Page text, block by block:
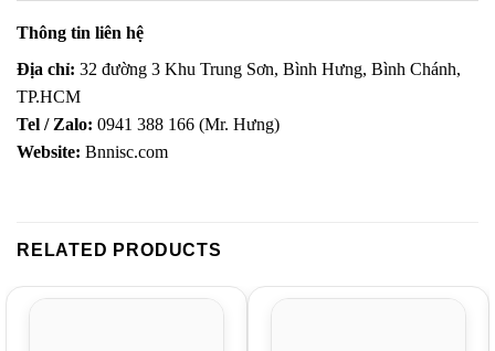
Thông tin liên hệ
Địa chỉ: 32 đường 3 Khu Trung Sơn, Bình Hưng, Bình Chánh,
TP.HCM
Tel / Zalo: 0941 388 166 (Mr. Hưng)
Website: Bnnisc.com
RELATED PRODUCTS